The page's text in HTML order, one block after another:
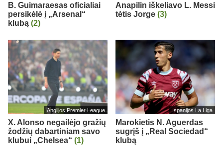
B. Guimaraesas oficialiai
persikėlė į „Arsenal“
klubą (2)
Anapilin iškeliavo L. Messi
tėtis Jorge (3)
Anglijos Premier League
X. Alonso negailėjo gražių
žodžių dabartiniam savo
klubui „Chelsea“ (1)
Ispanijos La Liga
Marokietis N. Aguerdas
sugrįš į „Real Sociedad“
klubą